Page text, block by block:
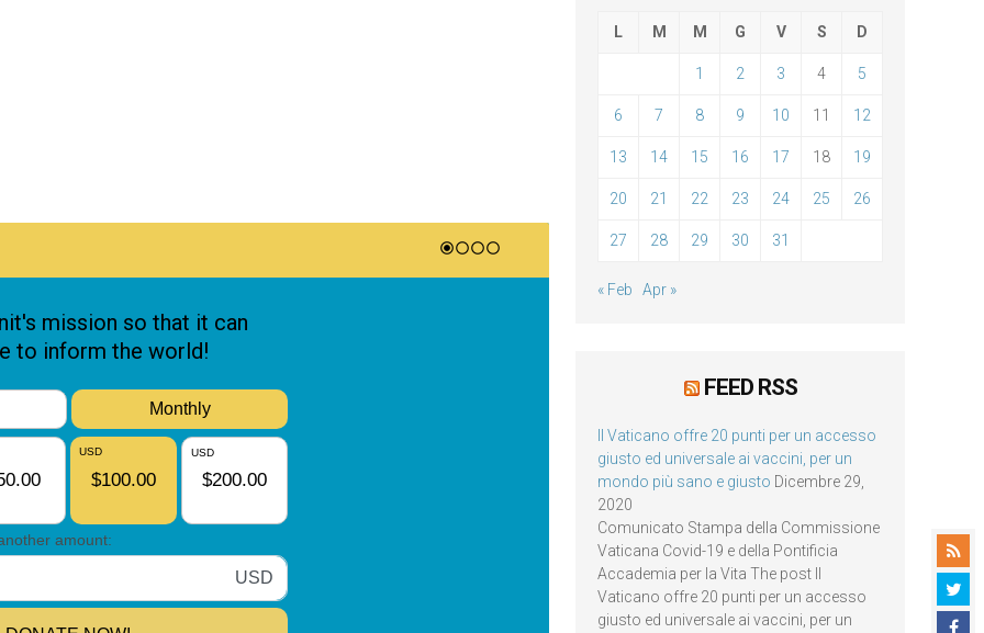
L M M G V S D
1 2 3 4 5
6 7 8 9 10 11 12
13 14 15 16 17 18 19
20 21 22 23 24 25 26
27 28 29 30 31
« Feb Apr »
FEED RSS
Il Vaticano offre 20 punti per un accesso
giusto ed universale ai vaccini, per un
mondo più sano e giusto Dicembre 29,
2020
Comunicato Stampa della Commissione
Vaticana Covid-19 e della Pontificia
Accademia per la Vita The post Il
Vaticano offre 20 punti per un accesso
giusto ed universale ai vaccini, per un